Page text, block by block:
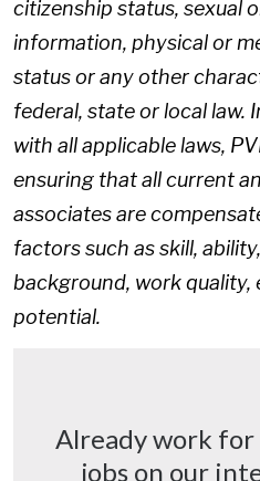
citizenship status, sexual
information, physical or
status or any other
federal, state or local law.
with all applicable laws,
ensuring that all current
associates are
factors such as skill,
background, work quality,
potential.
Already work for
jobs on our